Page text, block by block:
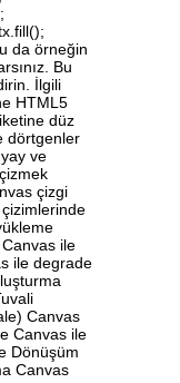
da örneğin
Bu
İlgili
HTML5
düz
dörtgenler
ve
çizgi
ile
ile degrade
Canvas
Canvas ile
Dönüşüm
Canvas